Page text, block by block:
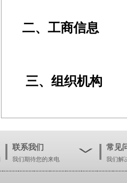
二、工商信息
三、组织机构
联系我们
我们期待您的来电
常见
我们解